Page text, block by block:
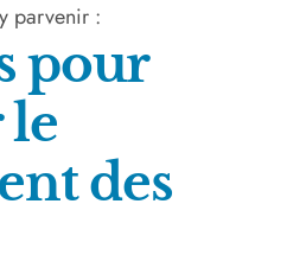
parvenir :
pour
le
des